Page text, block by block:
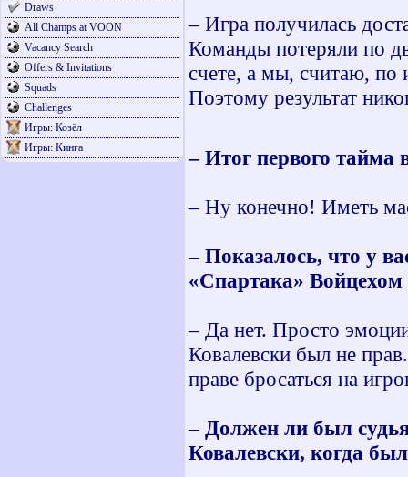
Draws
All Champs at VOON
Vacancy Search
Offers & Invitations
Squads
Challenges
Игры: Козёл
Игры: Кинга
– Игра получилась
Команды потеряли по
счете, а мы, считаю, по
Поэтому результат
– Итог первого тайма
– Ну конечно! Иметь
– Показалось, что у
«Спартака»
– Да нет. Просто
Ковалевски был не
праве бросаться на
– Должен ли был
Ковалевски, когда